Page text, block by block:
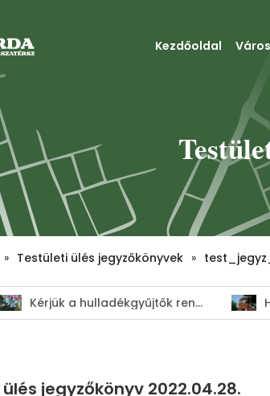
Kezdőoldal
» Testületi ülés jegyzőkönyvek »
Kérjük a hulladékgyűjtők rendeltetésszerű használatát!
jegyzőkönyv 2022.04.28.